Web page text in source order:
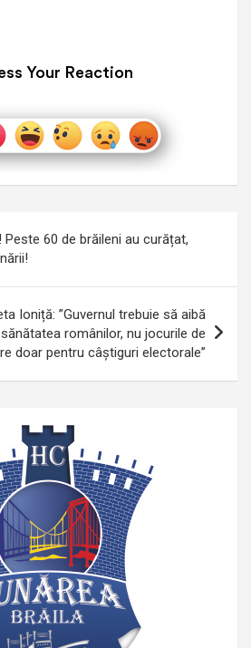
Your Reaction
Peste 60 de brăileni au curățat,
Ioniță: ”Guvernul trebuie să aibă
românilor, nu jocurile de
doar pentru câştiguri electorale”